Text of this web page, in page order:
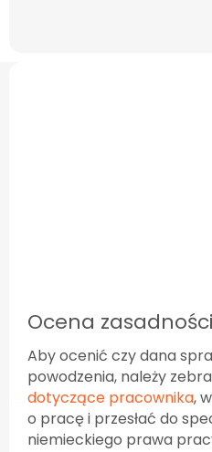
Ocena
Aby ocenić czy dana
powodzenia, należy
dotyczące pracownika,
o pracę i przesłać do
niemieckiego prawa